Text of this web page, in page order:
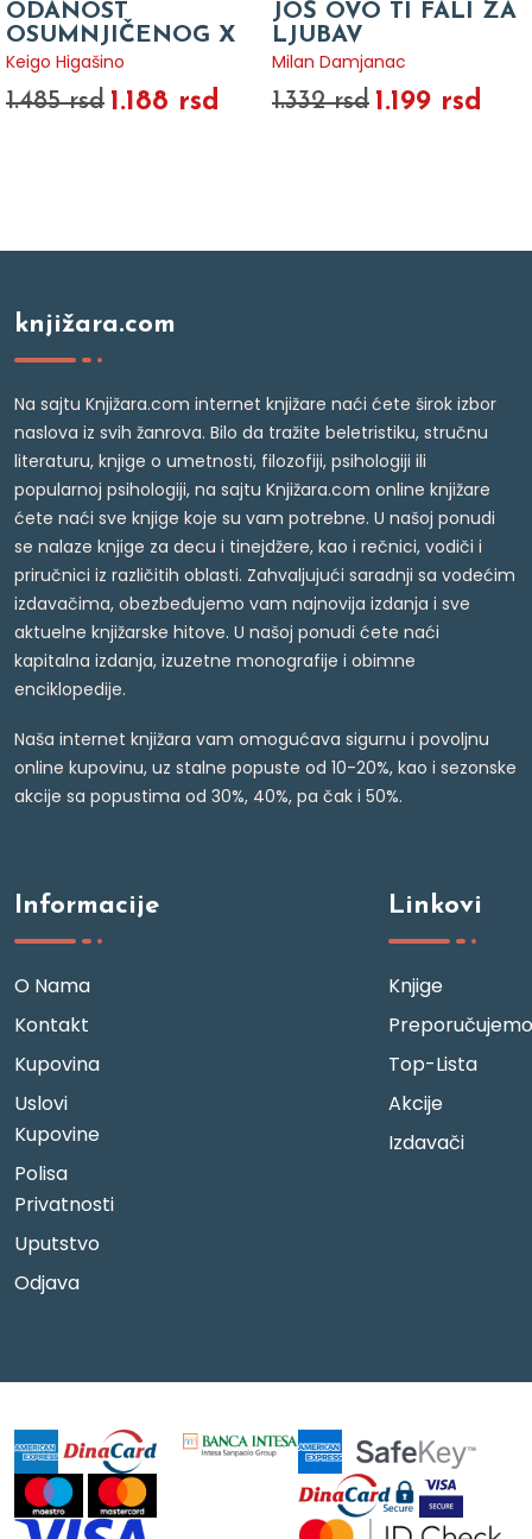
ODANOST
OSUMNJIČENOG X
Keigo Higašino
1.485 rsd 1.188 rsd
JOŠ OVO TI FALI ZA
LJUBAV
Milan Damjanac
1.332 rsd 1.199 rsd
knjižara.com
Na sajtu Knjižara.com internet knjižare naći ćete širok izbor
naslova iz svih žanrova. Bilo da tražite beletristiku, stručnu
literaturu, knjige o umetnosti, filozofiji, psihologiji ili
popularnoj psihologiji, na sajtu Knjižara.com online knjižare
ćete naći sve knjige koje su vam potrebne. U našoj ponudi
se nalaze knjige za decu i tinejdžere, kao i rečnici, vodiči i
priručnici iz različitih oblasti. Zahvaljujući saradnji sa vodećim
izdavačima, obezbeđujemo vam najnovija izdanja i sve
aktuelne knjižarske hitove. U našoj ponudi ćete naći
kapitalna izdanja, izuzetne monografije i obimne
enciklopedije.
Naša internet knjižara vam omogućava sigurnu i povoljnu
online kupovinu, uz stalne popuste od 10-20%, kao i sezonske
akcije sa popustima od 30%, 40%, pa čak i 50%.
Informacije
O Nama
Kontakt
Kupovina
Uslovi
Kupovine
Polisa
Privatnosti
Uputstvo
Odjava
Linkovi
Knjige
Preporučujemo
Top-Lista
Akcije
Izdavači